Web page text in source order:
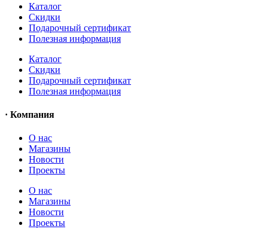
Каталог
Скидки
Подарочный сертификат
Полезная информация
Каталог
Скидки
Подарочный сертификат
Полезная информация
· Компания
О нас
Магазины
Новости
Проекты
О нас
Магазины
Новости
Проекты